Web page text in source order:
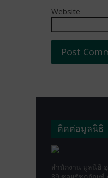
Website
ติดต่อมูลนิธิ
สำนักงาน มูลนิธิ